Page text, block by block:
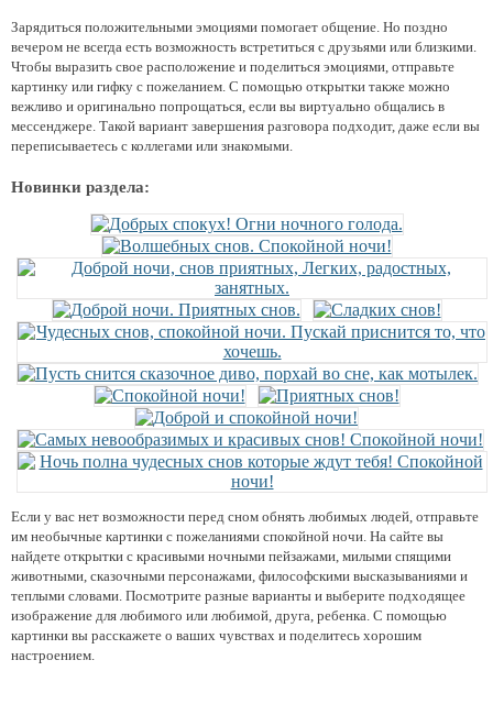
Зарядиться положительными эмоциями помогает общение. Но поздно
вечером не всегда есть возможность встретиться с друзьями или близкими.
Чтобы выразить свое расположение и поделиться эмоциями, отправьте
картинку или гифку с пожеланием. С помощью открытки также можно
вежливо и оригинально попрощаться, если вы виртуально общались в
мессенджере. Такой вариант завершения разговора подходит, даже если вы
переписываетесь с коллегами или знакомыми.
Новинки раздела:
Если у вас нет возможности перед сном обнять любимых людей, отправьте
им необычные картинки с пожеланиями спокойной ночи. На сайте вы
найдете открытки с красивыми ночными пейзажами, милыми спящими
животными, сказочными персонажами, философскими высказываниями и
теплыми словами. Посмотрите разные варианты и выберите подходящее
изображение для любимого или любимой, друга, ребенка. С помощью
картинки вы расскажете о ваших чувствах и поделитесь хорошим
настроением.